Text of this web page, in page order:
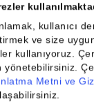
kullanıcı
ve size
kullanıyoruz.
Metni ve